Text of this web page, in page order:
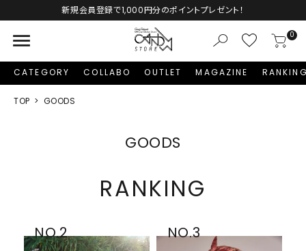
新規会員登録で1,000円分のポイントプレゼント！
menu 0
CATEGORY COLLABO OUTLET MAGAZINE
TOP GOODS
GOODS
RANKING